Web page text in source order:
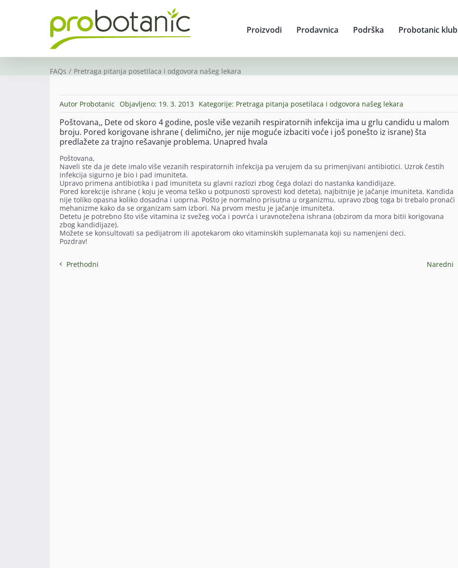
Proizvodi Prodavnica Podrška Probotanic klub
FAQs Pretraga pitanja posetilaca i odgovora našeg lekara
Autor Probotanic Objavljeno: 19. 3. 2013 Kategorije: Pretraga pitanja posetilaca i odgovora našeg lekara
Poštovana,, Dete od skoro 4 godine, posle više vezanih respiratornih infekcija ima u grlu candidu u malom
broju. Pored korigovane ishrane ( delimično, jer nije moguće izbaciti voće i još ponešto iz israne) šta
predlažete za trajno rešavanje problema. Unapred hvala
Poštovana,
Naveli ste da je dete imalo više vezanih respiratornih infekcija pa verujem da su primenjivani antibiotici. Uzrok čestih
infekcija sigurno je bio i pad imuniteta.
Upravo primena antibiotika i pad imuniteta su glavni razlozi zbog čega dolazi do nastanka kandidijaze.
Pored korekcije ishrane ( koju je veoma teško u potpunosti sprovesti kod deteta), najbitnije je jačanje imuniteta. Kandida
nije toliko opasna koliko dosadna i uoprna. Pošto je normalno prisutna u organizmu, upravo zbog toga bi trebalo pronaći
mehanizme kako da se organizam sam izbori. Na prvom mestu je jačanje imuniteta.
Detetu je potrebno što više vitamina iz svežeg voća i povrća i uravnotežena ishrana (obzirom da mora bitii korigovana
zbog kandidijaze).
Možete se konsultovati sa pedijatrom ili apotekarom oko vitaminskih suplemanata koji su namenjeni deci.
Pozdrav!
Prethodni Naredni